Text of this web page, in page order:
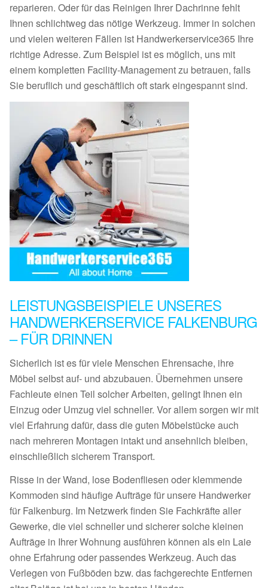
reparieren. Oder für das Reinigen Ihrer Dachrinne fehlt
Ihnen schlichtweg das nötige Werkzeug. Immer in solchen
und vielen weiteren Fällen ist Handwerkerservice365 Ihre
richtige Adresse. Zum Beispiel ist es möglich, uns mit
einem kompletten Facility-Management zu betrauen, falls
Sie beruflich und geschäftlich oft stark eingespannt sind.
LEISTUNGSBEISPIELE UNSERES
HANDWERKERSERVICE FALKENBURG
– FÜR DRINNEN
Sicherlich ist es für viele Menschen Ehrensache, ihre
Möbel selbst auf- und abzubauen. Übernehmen unsere
Fachleute einen Teil solcher Arbeiten, gelingt Ihnen ein
Einzug oder Umzug viel schneller. Vor allem sorgen wir mit
viel Erfahrung dafür, dass die guten Möbelstücke auch
nach mehreren Montagen intakt und ansehnlich bleiben,
einschließlich sicherem Transport.
Risse in der Wand, lose Bodenfliesen oder klemmende
Kommoden sind häufige Aufträge für unsere Handwerker
für Falkenburg. Im Netzwerk finden Sie Fachkräfte aller
Gewerke, die viel schneller und sicherer solche kleinen
Aufträge in Ihrer Wohnung ausführen können als ein Laie
ohne Erfahrung oder passendes Werkzeug. Auch das
Verlegen von Fußböden bzw. das fachgerechte Entfernen